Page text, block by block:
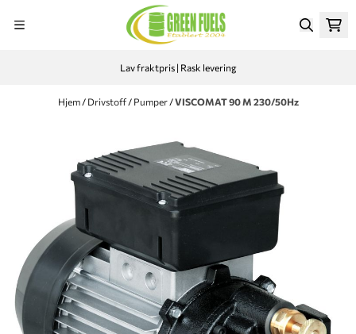
Lav fraktpris | Rask levering
Hjem / Drivstoff / Pumper /VISCOMAT 90 M 230/50Hz